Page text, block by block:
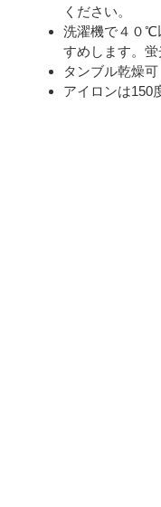
ください。
洗濯機で４０℃
すめします。
タンブル乾燥
アイロンは150